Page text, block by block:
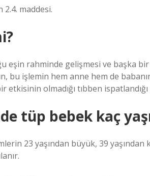
2.4. maddesi.
eşin rahminde gelişmesi ve başka
bu işlemin hem anne hem de
etkisinin olmadığı tıbben
tüp bebek kaç
23 yaşından büyük, 39 yaşından